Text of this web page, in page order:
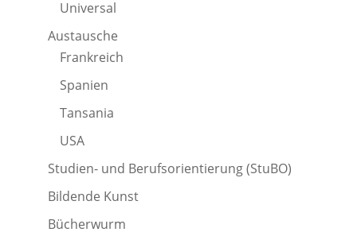
Universal
Austausche
Frankreich
Spanien
Tansania
USA
Studien- und Berufsorientierung (StuBO)
Bildende Kunst
Bücherwurm